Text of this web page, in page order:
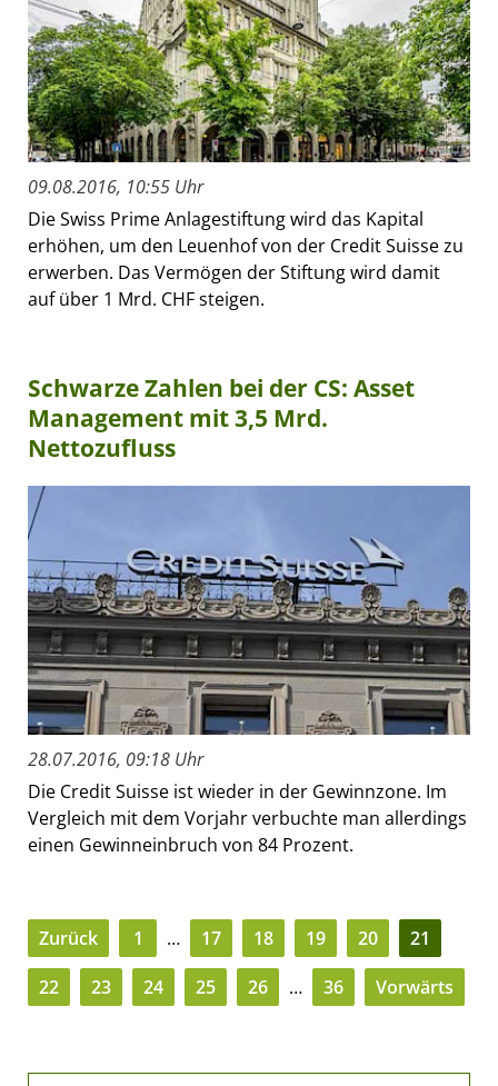
09.08.2016, 10:55 Uhr
Die Swiss Prime Anlagestiftung wird das Kapital
erhöhen, um den Leuenhof von der Credit Suisse zu
erwerben. Das Vermögen der Stiftung wird damit
auf über 1 Mrd. CHF steigen.
Schwarze Zahlen bei der CS: Asset
Management mit 3,5 Mrd.
Nettozufluss
28.07.2016, 09:18 Uhr
Die Credit Suisse ist wieder in der Gewinnzone. Im
Vergleich mit dem Vorjahr verbuchte man allerdings
einen Gewinneinbruch von 84 Prozent.
Zurück 1 … 17 18 19 20
21
22
23 24 25 26 … 36 Vorwärts